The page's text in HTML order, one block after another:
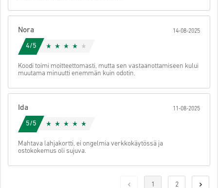
Nora 14-08-2025
4/5
Koodi toimi moitteettomasti, mutta sen vastaanottamiseen kului
muutama minuutti enemmän kuin odotin.
Ida 11-08-2025
5/5
Mahtava lahjakortti, ei ongelmia verkkokäytössä ja
ostokokemus oli sujuva.
1 2